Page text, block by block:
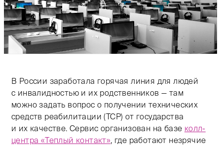
В России заработала горячая линия для людей
с инвалидностью и их родственников — там
можно задать вопрос о получении технических
средств реабилитации (ТСР) от государства
и их качестве. Сервис организован на базе колл-
центра «Теплый контакт», где работают незрячие